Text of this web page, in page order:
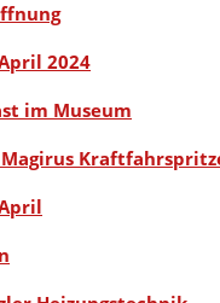
2024
im Museum